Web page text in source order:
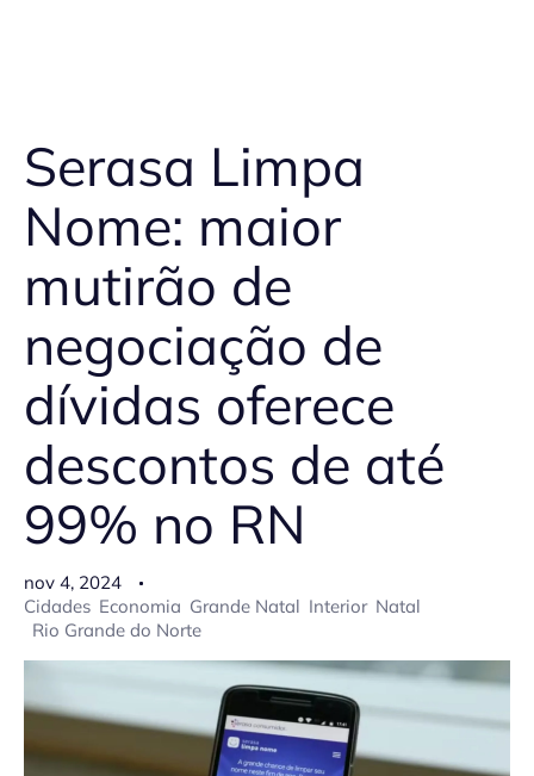
Serasa Limpa
Nome: maior
mutirão de
negociação de
dívidas oferece
descontos de até
99% no RN
nov 4, 2024
Cidades Economia Grande Natal Interior Natal
Rio Grande do Norte